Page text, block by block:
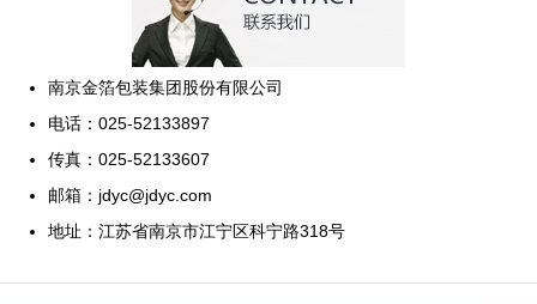
南京金箔包装集团股份有限公司
电话：025-52133897
传真：025-52133607
邮箱：jdyc@jdyc.com
地址：江苏省南京市江宁区科宁路318号